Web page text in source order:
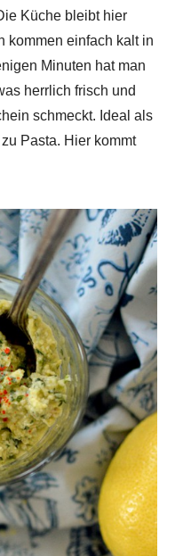
Küche bleibt hier
kommen einfach kalt in
Minuten hat man
herrlich frisch und
schmeckt. Ideal als
Pasta. Hier kommt